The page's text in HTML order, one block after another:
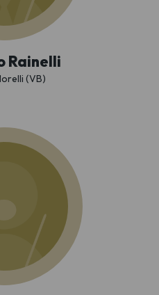
Rainelli
(VB)